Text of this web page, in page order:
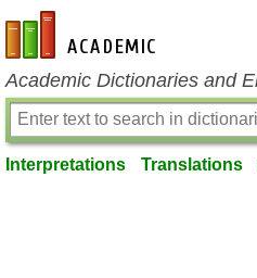
en-academic.com
Academic Dictionaries and
Interpretations Translations